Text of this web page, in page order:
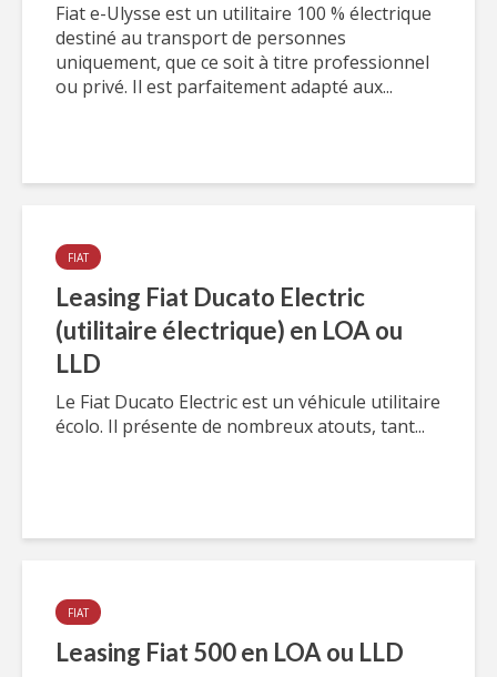
Fiat e-Ulysse est un utilitaire 100 % électrique
destiné au transport de personnes
uniquement, que ce soit à titre professionnel
ou privé. Il est parfaitement adapté aux...
FIAT
Leasing Fiat Ducato Electric
(utilitaire électrique) en LOA ou
LLD
Le Fiat Ducato Electric est un véhicule utilitaire
écolo. Il présente de nombreux atouts, tant...
FIAT
Leasing Fiat 500 en LOA ou LLD